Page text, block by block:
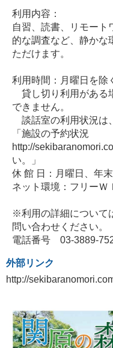
利用内容：
自習、読書、リモート
的な調査など、静かな
ただけます。
利用時間：月曜日を除
貸し切り利用がある
できません。
談話室の利用状況は、
「施設の予約状況
http://
い。」
休 館 日：月曜日、年
ネット環境：フリー
※利用の詳細について
問い合わせください。
電話番号 03-3889-
外部リンク
http://